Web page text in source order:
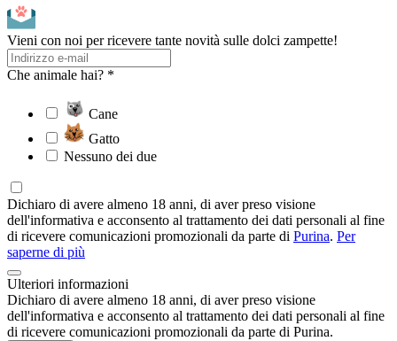
Vieni con noi per ricevere tante novità sulle dolci zampette!
Che animale hai? *
Cane
Gatto
Nessuno dei due
Dichiaro di avere almeno 18 anni, di aver preso visione
dell'informativa e acconsento al trattamento dei dati personali al fine
di ricevere comunicazioni promozionali da parte di Purina. Per
saperne di più
Ulteriori informazioni
Dichiaro di avere almeno 18 anni, di aver preso visione
dell'informativa e acconsento al trattamento dei dati personali al fine
di ricevere comunicazioni promozionali da parte di Purina.